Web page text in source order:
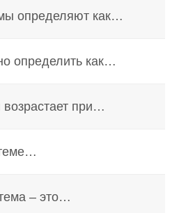
определяют как…
определить как…
при…
– это…